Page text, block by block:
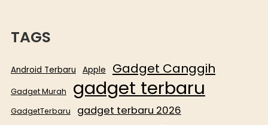
TAGS
Android Terbaru Apple Gadget Canggih
Gadget Murah gadget terbaru
GadgetTerbaru gadget terbaru 2026